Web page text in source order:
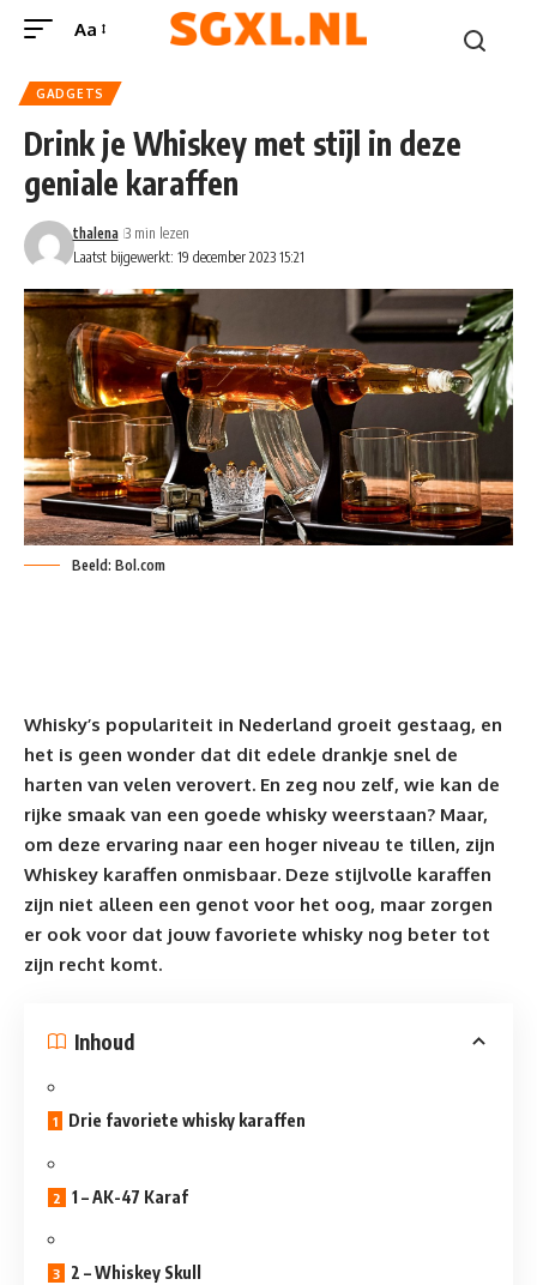
Aa
GADGETS
Drink je Whiskey met stijl in deze
geniale karaffen
Laatst bijgewerkt: 19 december 2023 15:21
thalena 3 min lezen
Beeld: Bol.com
Whisky’s populariteit in Nederland groeit gestaag, en
het is geen wonder dat dit edele drankje snel de
harten van velen verovert. En zeg nou zelf, wie kan de
rijke smaak van een goede whisky weerstaan? Maar,
om deze ervaring naar een hoger niveau te tillen, zijn
Whiskey karaffen onmisbaar. Deze stijlvolle karaffen
zijn niet alleen een genot voor het oog, maar zorgen
er ook voor dat jouw favoriete whisky nog beter tot
zijn recht komt.
Inhoud
Drie favoriete whisky karaffen
1 – AK-47 Karaf
2 – Whiskey Skull